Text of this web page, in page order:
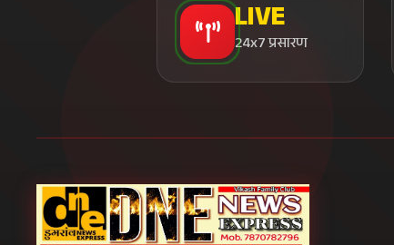
सत्य के साथ, समय के साथ
भारत का सबसे विश्वसनीय डिजिटल न्यूज़ प्लेटफॉर्म। हम प्रतिदिन
करोड़ों भारतीयों को निष्पक्ष, सत्यापित और तत्काल समाचार प्रदान करते
हैं। हमारा मिशन है सत्य के साथ देश को जोड़ना।
10M+ फॉलोअर्स